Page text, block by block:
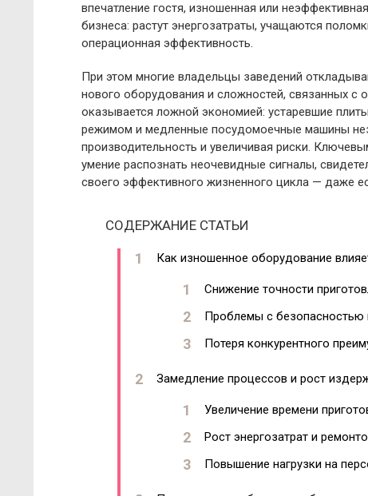
впечатление гостя, изношенная или
бизнеса: растут энергозатраты, учащаются
операционная эффективность.
При этом многие владельцы заведений
нового оборудования и сложностей, связанных с
оказывается ложной экономией: устаревшие
режимом и медленные посудомоечные машины
производительность и увеличивая риски.
умение распознать неочевидные сигналы,
своего эффективного жизненного цикла — даже
СОДЕРЖАНИЕ СТАТЬИ
Как изношенное оборудование
Снижение точности
Проблемы с безопасностью
Потеря конкурентного
Замедление процессов и рост
Увеличение времени
Рост энергозатрат и
Повышение нагрузки на